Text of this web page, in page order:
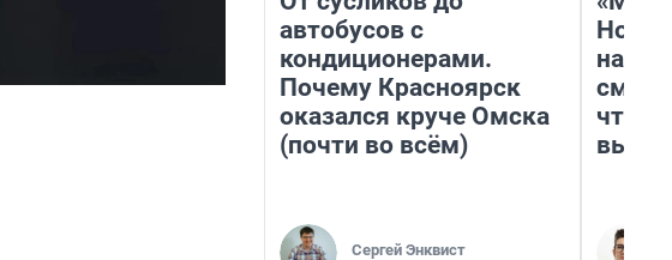
автобусов с
кондиционерами.
Почему Красноярск
оказался круче Омска
(почти во всём)
Сергей Энквист